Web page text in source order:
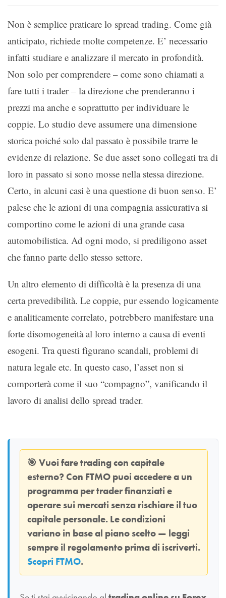
Non è semplice praticare lo spread trading. Come già
anticipato, richiede molte competenze. E’ necessario
infatti studiare e analizzare il mercato in profondità.
Non solo per comprendere – come sono chiamati a
fare tutti i trader – la direzione che prenderanno i
prezzi ma anche e soprattutto per individuare le
coppie. Lo studio deve assumere una dimensione
storica poiché solo dal passato è possibile trarre le
evidenze di relazione. Se due asset sono collegati tra di
loro in passato si sono mosse nella stessa direzione.
Certo, in alcuni casi è una questione di buon senso. E’
palese che le azioni di una compagnia assicurativa si
comportino come le azioni di una grande casa
automobilistica. Ad ogni modo, si prediligono asset
che fanno parte dello stesso settore.
Un altro elemento di difficoltà è la presenza di una
certa prevedibilità. Le coppie, pur essendo logicamente
e analiticamente correlato, potrebbero manifestare una
forte disomogeneità al loro interno a causa di eventi
esogeni. Tra questi figurano scandali, problemi di
natura legale etc. In questo caso, l’asset non si
comporterà come il suo “compagno”, vanificando il
lavoro di analisi dello spread trader.
🎯 Vuoi fare trading con capitale
esterno? Con FTMO puoi accedere a un
programma per trader finanziati e
operare sui mercati senza rischiare il tuo
capitale personale. Le condizioni
variano in base al piano scelto — leggi
sempre il regolamento prima di iscriverti.
Scopri FTMO.